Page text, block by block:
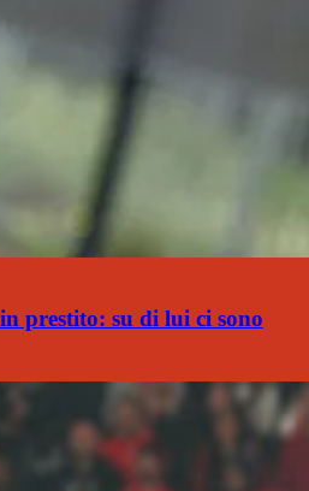
prestito: su di lui ci sono